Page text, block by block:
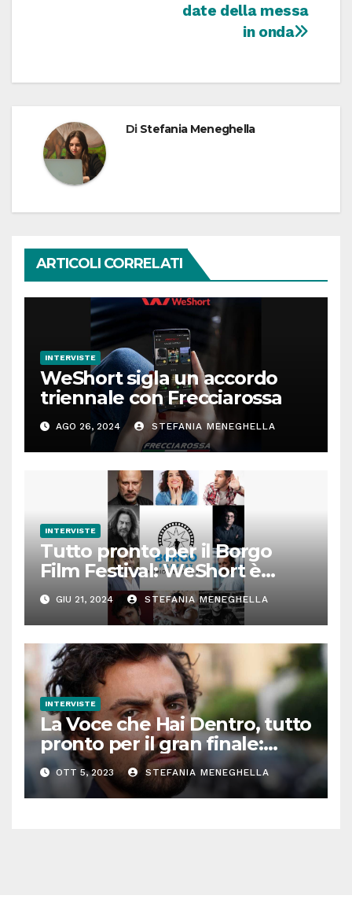
date della messa
in onda
Di Stefania Meneghella
ARTICOLI CORRELATI
INTERVISTE
WeShort sigla un accordo
triennale con Frecciarossa
AGO 26, 2024 STEFANIA MENEGHELLA
INTERVISTE
Tutto pronto per il Borgo
Film Festival: WeShort è
partner della prima edizione
GIU 21, 2024 STEFANIA MENEGHELLA
INTERVISTE
La Voce che Hai Dentro, tutto
pronto per il gran finale:
parla Roberto Oliveri
OTT 5, 2023 STEFANIA MENEGHELLA